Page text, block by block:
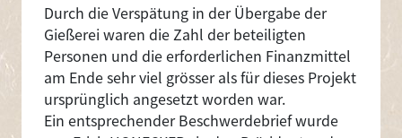
Durch die Verspätung in der Übergabe der
Gießerei waren die Zahl der beteiligten
Personen und die erforderlichen Finanzmittel
am Ende sehr viel grösser als für dieses Projekt
ursprünglich angesetzt worden war.
Ein entsprechender Beschwerdebrief wurde